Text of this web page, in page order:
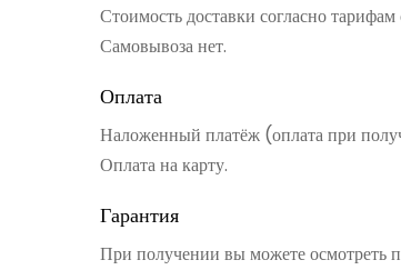
Стоимость доставки согласно
Самовывоза нет.
Оплата
Наложенный платёж (оплата при
Оплата на карту.
Гарантия
При получении вы можете осмотреть